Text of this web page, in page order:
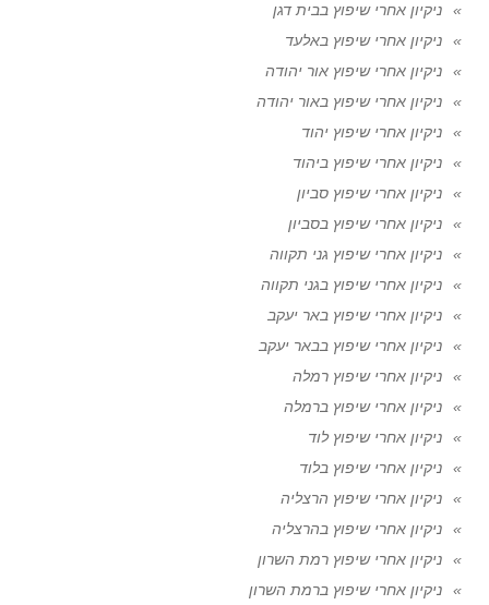
ניקיון אחרי שיפוץ בבית דגן
ניקיון אחרי שיפוץ באלעד
ניקיון אחרי שיפוץ אור יהודה
ניקיון אחרי שיפוץ באור יהודה
ניקיון אחרי שיפוץ יהוד
ניקיון אחרי שיפוץ ביהוד
ניקיון אחרי שיפוץ סביון
ניקיון אחרי שיפוץ בסביון
ניקיון אחרי שיפוץ גני תקווה
ניקיון אחרי שיפוץ בגני תקווה
ניקיון אחרי שיפוץ באר יעקב
ניקיון אחרי שיפוץ בבאר יעקב
ניקיון אחרי שיפוץ רמלה
ניקיון אחרי שיפוץ ברמלה
ניקיון אחרי שיפוץ לוד
ניקיון אחרי שיפוץ בלוד
ניקיון אחרי שיפוץ הרצליה
ניקיון אחרי שיפוץ בהרצליה
ניקיון אחרי שיפוץ רמת השרון
ניקיון אחרי שיפוץ ברמת השרון